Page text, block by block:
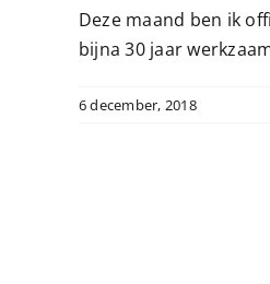
Deze maand ben ik
bijna 30 jaar
6 december, 2018